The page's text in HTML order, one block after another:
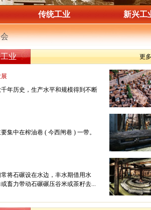
传统工业 新兴工
业 更
年历史，生产水平和规模得到不断
集中在榨油巷 ( 今西闸巷 ) 一带。
将石碾设在水边，丰水期借用水
畜力带动石碾碾压谷米或茶籽去...